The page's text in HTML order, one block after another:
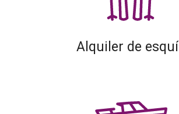
Alquiler de